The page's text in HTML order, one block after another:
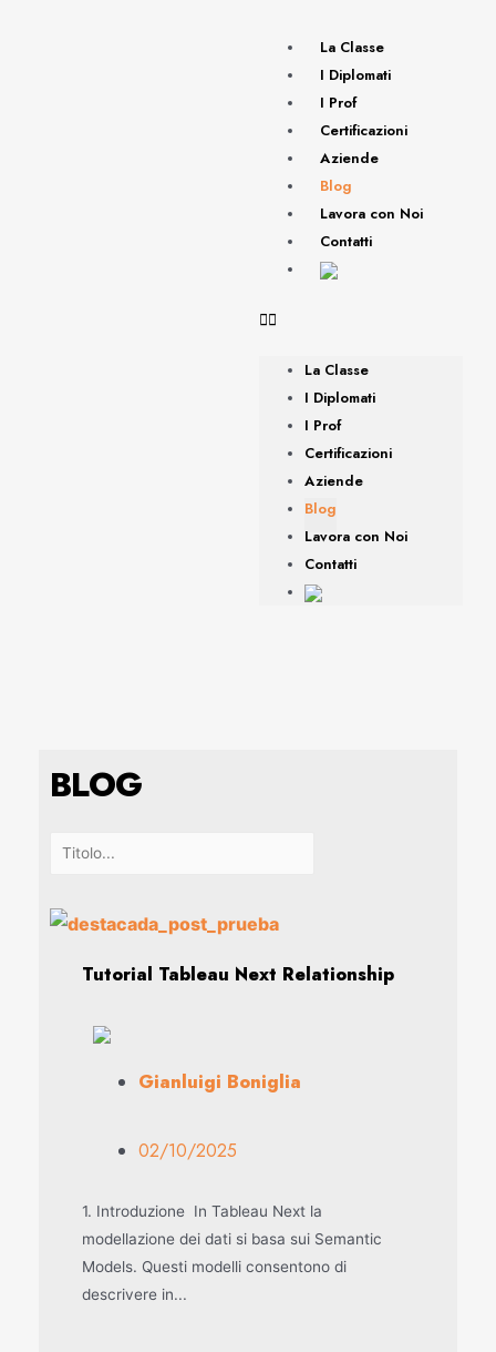
La Classe
I Diplomati
I Prof
Certificazioni
Aziende
Blog
Lavora con Noi
Contatti
La Classe
I Diplomati
I Prof
Certificazioni
Aziende
Blog
Lavora con Noi
Contatti
BLOG
Tutorial Tableau Next Relationship
Gianluigi Boniglia
02/10/2025
1. Introduzione In Tableau Next la
modellazione dei dati si basa sui Semantic
Models. Questi modelli consentono di
descrivere in...